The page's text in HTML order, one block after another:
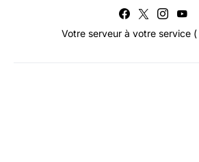
Votre serveur à votre service (